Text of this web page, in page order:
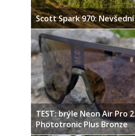
Scott Spark 970:
TEST: brýle Neon Air Pro
Phototronic Plus Bronze